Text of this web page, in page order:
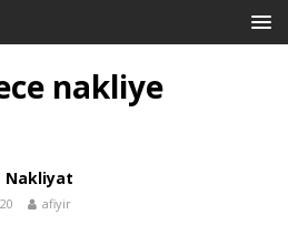
nakliye
Nakliyat
afiyir